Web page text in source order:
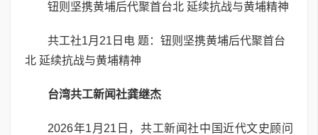
钮则坚携黄埔后代聚首台北 延续抗战与黄埔精神
共工社1月21日电 题：钮则坚携黄埔后代聚首台
北 延续抗战与黄埔精神
台湾共工新闻社龚继杰
2026年1月21日，共工新闻社中国近代文史顾问